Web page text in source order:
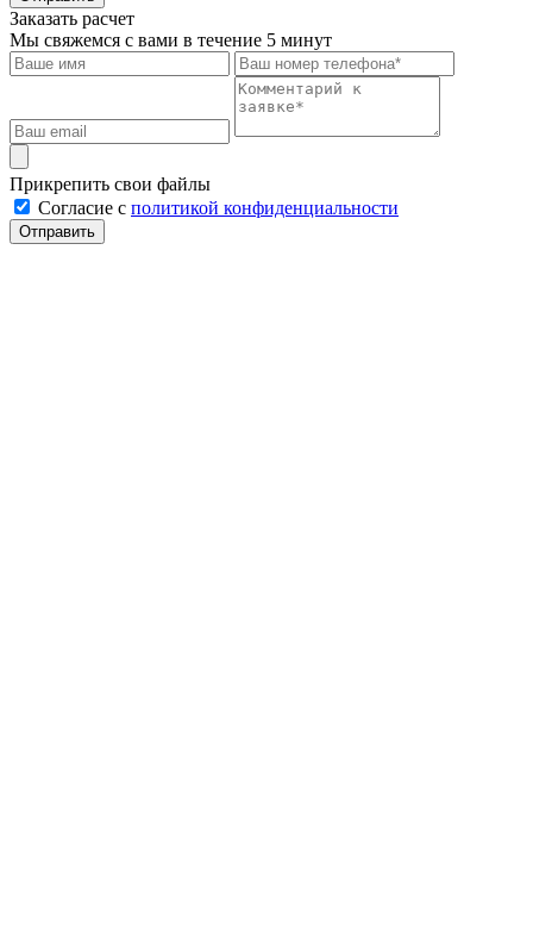
Заказать расчет
Мы свяжемся с вами в течение 5 минут
Прикрепить свои файлы
Cогласие с политикой конфиденциальности
Отправить